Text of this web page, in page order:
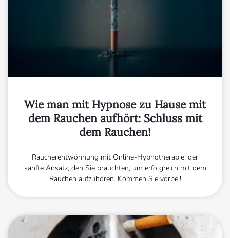
Wie man mit Hypnose zu Hause mit
dem Rauchen aufhört: Schluss mit
dem Rauchen!
Raucherentwöhnung mit Online-Hypnotherapie, der
sanfte Ansatz, den Sie brauchten, um erfolgreich mit dem
Rauchen aufzuhören. Kommen Sie vorbei!